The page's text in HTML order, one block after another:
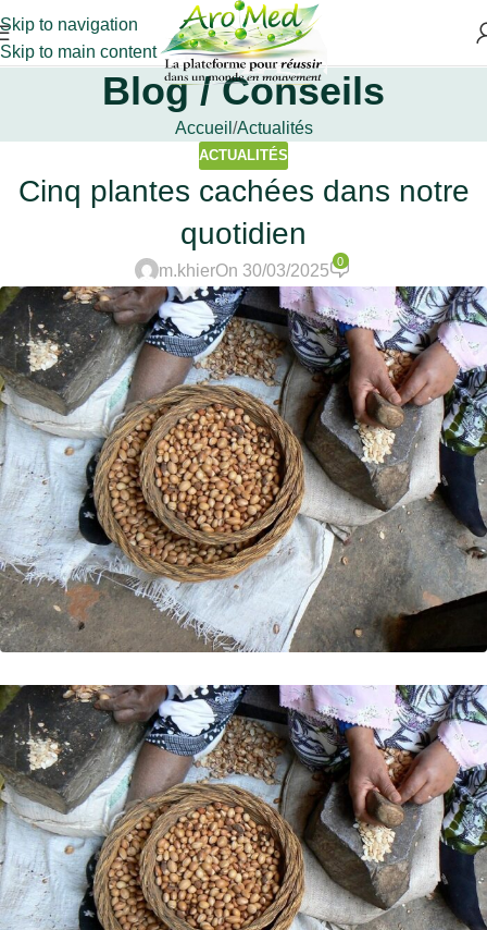
Skip to navigation
Skip to main content
Blog / Conseils
Accueil Actualités
ACTUALITÉS
Cinq plantes cachées dans notre
quotidien
m.khierOn 30/03/2025
0